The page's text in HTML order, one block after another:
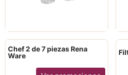
Chef 2 de 7 piezas Rena
Ware